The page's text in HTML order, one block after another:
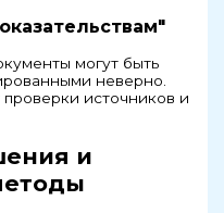
могут быть
неверно.
источников и
и